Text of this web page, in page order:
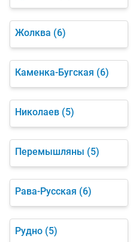
Жолква (6)
Каменка-Бугская (6)
Николаев (5)
Перемышляны (5)
Рава-Русская (6)
Рудно (5)